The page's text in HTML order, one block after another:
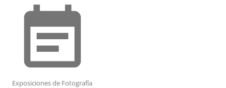
event_note
Exposiciones de Fotografía